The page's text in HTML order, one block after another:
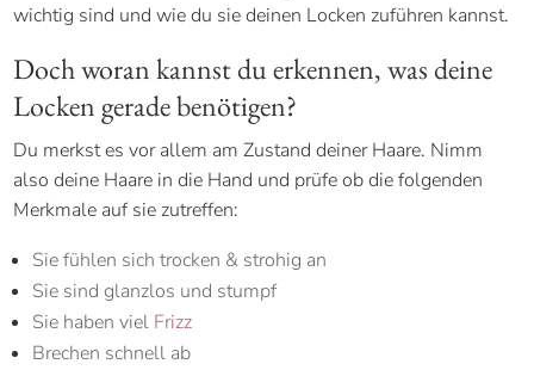
wichtig sind und wie du sie deinen Locken zuführen kannst.
Doch woran kannst du erkennen, was deine
Locken gerade benötigen?
Du merkst es vor allem am Zustand deiner Haare. Nimm
also deine Haare in die Hand und prüfe ob die folgenden
Merkmale auf sie zutreffen:
Sie fühlen sich trocken & strohig an
Sie sind glanzlos und stumpf
Sie haben viel Frizz
Brechen schnell ab